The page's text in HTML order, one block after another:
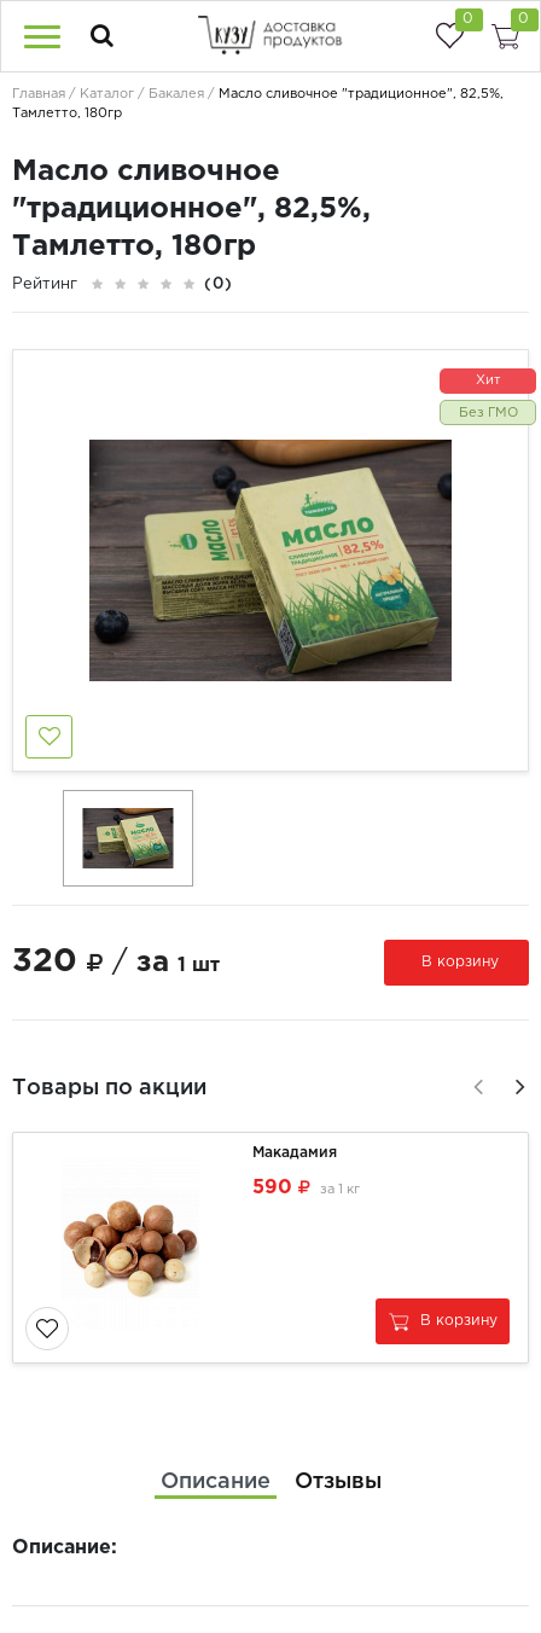
0 0
Главная Каталог Бакалея
Масло сливочное "традиционное", 82,5%,
Тамлетто, 180гр
Масло сливочное
"традиционное", 82,5%,
Тамлетто, 180гр
Рейтинг (0)
Хит
Без ГМО
320 / за 1 шт В корзину
Товары по акции
Макадамия
590 за 1 кг
В корзину
Описание Отзывы
Описание: